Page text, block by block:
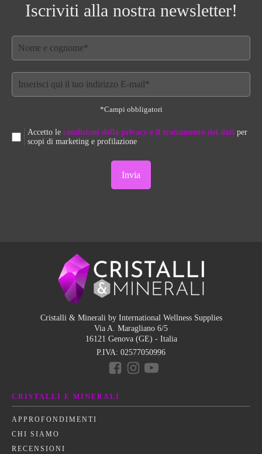
Iscriviti alla nostra newsletter!
*Campi obbligatori
Accetto le condizioni della privacy e il trattamento dei dati per
scopi di marketing e profilazione
Cristalli & Minerali by International Wellness Supplies
Via A. Maragliano 6/5
16121 Genova (GE) - Italia
P.IVA: 02577050996
CRISTALLI E MINERALI
APPROFONDIMENTI
CHI SIAMO
RECENSIONI